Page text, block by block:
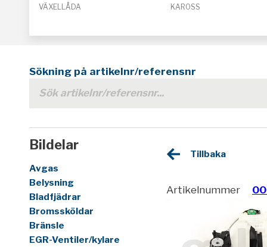
VÄXELLÅDA KAROSS
Sökning på artikelnr/referensnr
Bildelar
Avgas
Belysning
Bladfjädrar
Bromssköldar
Bränsle
EGR-Ventiler/kylare
Tillbaka
Artikelnummer